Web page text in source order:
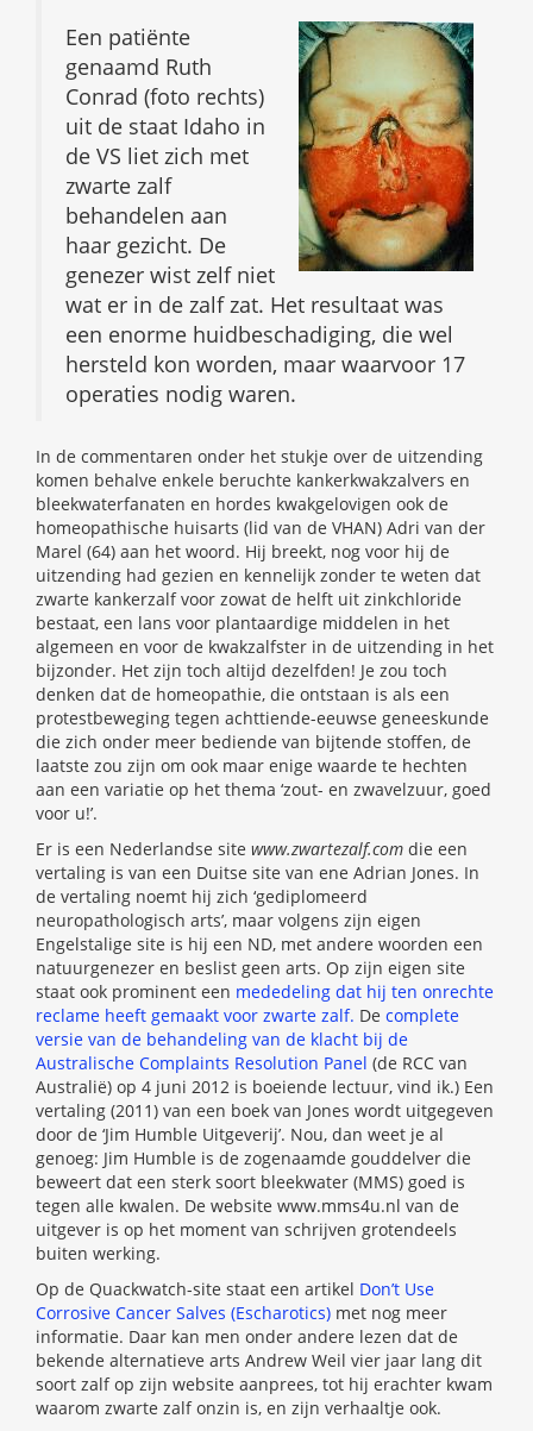
Een patiënte
genaamd Ruth
Conrad (foto rechts)
uit de staat Idaho in
de VS liet zich met
zwarte zalf
behandelen aan
haar gezicht. De
genezer wist zelf niet
wat er in de zalf zat. Het resultaat was
een enorme huidbeschadiging, die wel
hersteld kon worden, maar waarvoor 17
operaties nodig waren.
In de commentaren onder het stukje over de uitzending
komen behalve enkele beruchte kankerkwakzalvers en
bleekwaterfanaten en hordes kwakgelovigen ook de
homeopathische huisarts (lid van de VHAN) Adri van der
Marel (64) aan het woord. Hij breekt, nog voor hij de
uitzending had gezien en kennelijk zonder te weten dat
zwarte kankerzalf voor zowat de helft uit zinkchloride
bestaat, een lans voor plantaardige middelen in het
algemeen en voor de kwakzalfster in de uitzending in het
bijzonder. Het zijn toch altijd dezelfden! Je zou toch
denken dat de homeopathie, die ontstaan is als een
protestbeweging tegen achttiende-eeuwse geneeskunde
die zich onder meer bediende van bijtende stoffen, de
laatste zou zijn om ook maar enige waarde te hechten
aan een variatie op het thema ‘zout- en zwavelzuur, goed
voor u!’.
Er is een Nederlandse site www.zwartezalf.com die een
vertaling is van een Duitse site van ene Adrian Jones. In
de vertaling noemt hij zich ‘gediplomeerd
neuropathologisch arts’, maar volgens zijn eigen
Engelstalige site is hij een ND, met andere woorden een
natuurgenezer en beslist geen arts. Op zijn eigen site
staat ook prominent een mededeling dat hij ten onrechte
reclame heeft gemaakt voor zwarte zalf. De complete
versie van de behandeling van de klacht bij de
Australische Complaints Resolution Panel (de RCC van
Australië) op 4 juni 2012 is boeiende lectuur, vind ik.) Een
vertaling (2011) van een boek van Jones wordt uitgegeven
door de ‘Jim Humble Uitgeverij’. Nou, dan weet je al
genoeg: Jim Humble is de zogenaamde gouddelver die
beweert dat een sterk soort bleekwater (MMS) goed is
tegen alle kwalen. De website www.mms4u.nl van de
uitgever is op het moment van schrijven grotendeels
buiten werking.
Op de Quackwatch-site staat een artikel Don’t Use
Corrosive Cancer Salves (Escharotics) met nog meer
informatie. Daar kan men onder andere lezen dat de
bekende alternatieve arts Andrew Weil vier jaar lang dit
soort zalf op zijn website aanprees, tot hij erachter kwam
waarom zwarte zalf onzin is, en zijn verhaaltje ook.